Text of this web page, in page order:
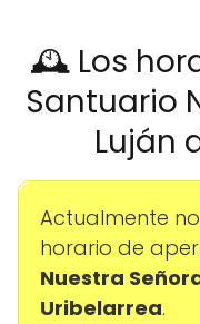
🕰️ Los
Santuario
Luján
Actualmente
horario de
Nuestra
Uribelarrea.